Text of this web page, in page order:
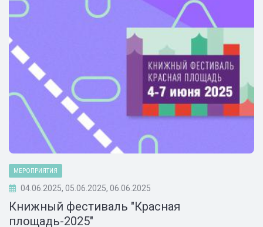
МЕРОПРИЯТИЯ
04.06.2025, 05.06.2025, 06.06.2025
Книжный фестиваль "Красная
площадь-2025"